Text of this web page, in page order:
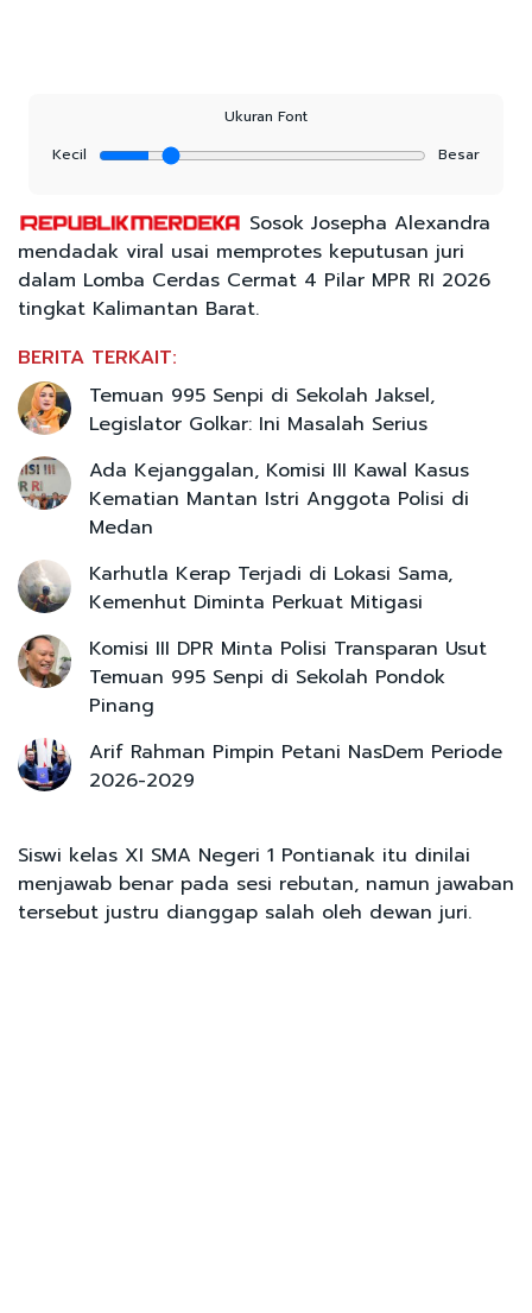
Ukuran Font
Kecil
Besar
Sosok Josepha Alexandra
mendadak viral usai memprotes keputusan juri
dalam Lomba Cerdas Cermat 4 Pilar MPR RI 2026
tingkat Kalimantan Barat.
BERITA TERKAIT:
Temuan 995 Senpi di Sekolah Jaksel,
Legislator Golkar: Ini Masalah Serius
Ada Kejanggalan, Komisi III Kawal Kasus
Kematian Mantan Istri Anggota Polisi di
Medan
Karhutla Kerap Terjadi di Lokasi Sama,
Kemenhut Diminta Perkuat Mitigasi
Komisi III DPR Minta Polisi Transparan Usut
Temuan 995 Senpi di Sekolah Pondok
Pinang
Arif Rahman Pimpin Petani NasDem Periode
2026-2029
Siswi kelas XI SMA Negeri 1 Pontianak itu dinilai
menjawab benar pada sesi rebutan, namun jawaban
tersebut justru dianggap salah oleh dewan juri.